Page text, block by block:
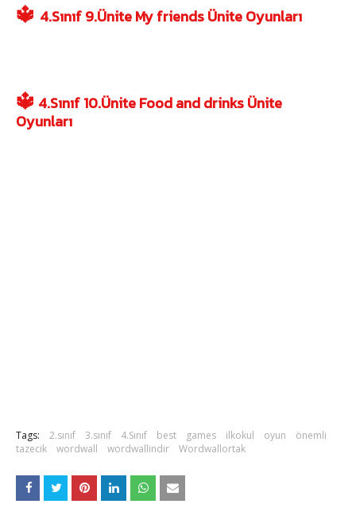
🔱 4.Sınıf 9.Ünite My friends Ünite Oyunları
🔱 4.Sınıf 10.Ünite Food and drinks Ünite
Oyunları
Tags: 2.sınıf 3.sınıf 4.Sınıf best games ilkokul oyun
önemli
tazecik
wordwall wordwallindir Wordwallortak